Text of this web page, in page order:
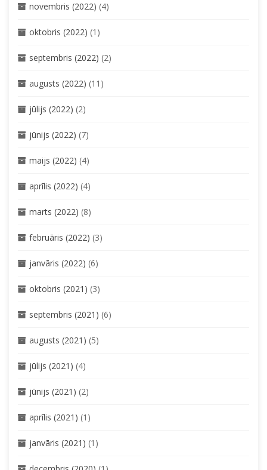
novembris (2022) (4)
oktobris (2022) (1)
septembris (2022) (2)
augusts (2022) (11)
jūlijs (2022) (2)
jūnijs (2022) (7)
maijs (2022) (4)
aprīlis (2022) (4)
marts (2022) (8)
februāris (2022) (3)
janvāris (2022) (6)
oktobris (2021) (3)
septembris (2021) (6)
augusts (2021) (5)
jūlijs (2021) (4)
jūnijs (2021) (2)
aprīlis (2021) (1)
janvāris (2021) (1)